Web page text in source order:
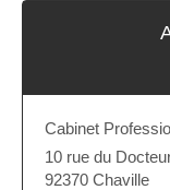
Cabinet
10 rue du
92370 Chaville